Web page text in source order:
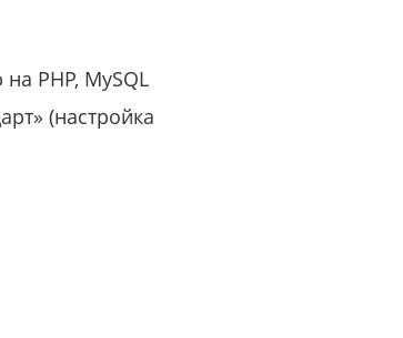
PHP, MySQL
(настройка